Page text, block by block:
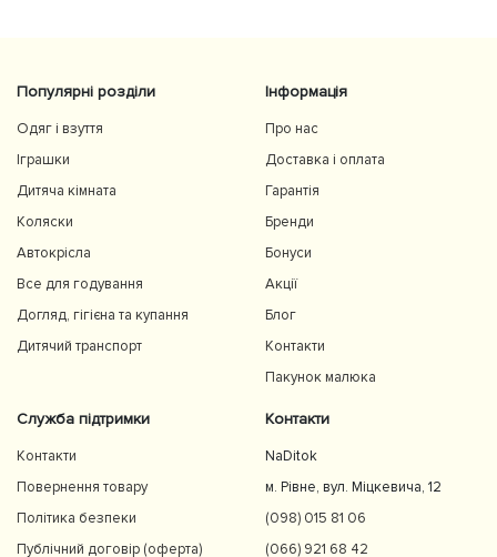
Популярні розділи
Одяг і взуття
Іграшки
Дитяча кімната
Коляски
Автокрісла
Все для годування
Догляд, гігієна та купання
Дитячий транспорт
Інформація
Про нас
Доставка і оплата
Гарантія
Бренди
Бонуси
Акції
Блог
Контакти
Пакунок малюка
Служба підтримки
Контакти
Повернення товару
Політика безпеки
Публічний договір (оферта)
Контакти
NaDitok
м. Рівне, вул. Міцкевича, 12
(098) 015 81 06
(066) 921 68 42